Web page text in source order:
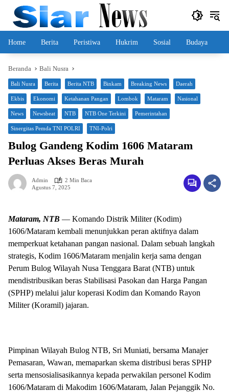
Langsung
konten
Home Berita Peristiwa Hukrim Sosial Budaya
Beranda Bali Nusra
Bali Nusra Berita Berita NTB Binkam Breaking News Daerah
Ekbis Ekonomi Ketahanan Pangan Lombok Mataram Nasional
News Newsbeat NTB NTB One Terkini Pemerintahan
Sinergitas Pemda TNI POLRI TNI-Polri
Bulog Gandeng Kodim 1606 Mataram
Perluas Akses Beras Murah
Admin
2 Min Baca
Agustus 7, 2025
Mataram, NTB — Komando Distrik Militer (Kodim)
1606/Mataram kembali menunjukkan peran aktifnya dalam
memperkuat ketahanan pangan nasional. Dalam sebuah langkah
strategis, Kodim 1606/Mataram menjalin kerja sama dengan
Perum Bulog Wilayah Nusa Tenggara Barat (NTB) untuk
mendistribusikan beras Stabilisasi Pasokan dan Harga Pangan
(SPHP) melalui jalur koperasi Kodim dan Komando Rayon
Militer (Koramil) jajaran.
Pimpinan Wilayah Bulog NTB, Sri Muniati, bersama Manajer
Pemasaran, Wawan, memaparkan skema distribusi beras SPHP
serta mensosialisasikannya kepada perwakilan personel Kodim
1606/Mataram di Makodim 1606/Mataram, Jalan Pejanggik No.